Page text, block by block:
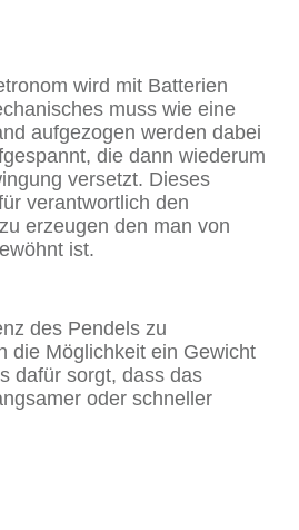
wird mit Batterien
muss wie eine
aufgezogen werden dabei
die dann wiederum
versetzt. Dieses
verantwortlich den
erzeugen den man von
ist.
des Pendels zu
die Möglichkeit ein Gewicht
dafür sorgt, dass das
oder schneller